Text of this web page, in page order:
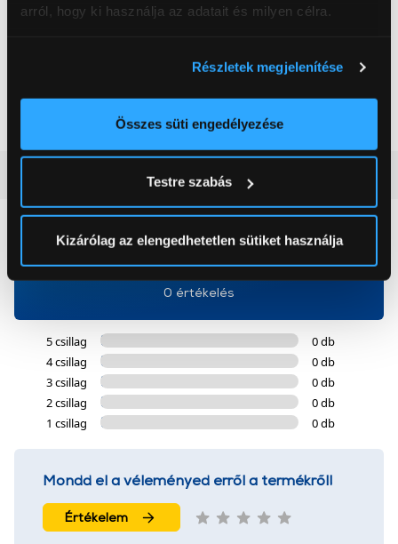
arról, hogy ki használja az adatait és milyen célra.
elhelyezkedéséről pár méteres pontossággal
Az Ön készülékén beazonosítása annak konkrét
módjairól és adja meg preferenciáit aRészletek
pontban. Bármikor módosíthatja vagy visszavonhatja a
Sütinyilatkozathoz való hozzájárulását.
okat használ, melyeket az Ön gépén tárol a rendszer. A
szolgáltatásaink biztosításához szükségesek. Az oldal
használatával Ön elfogadja a cookie-k használatát.
További információk:
Adatvédelem
Részletek megjelenítése
Összes süti engedélyezése
Testre szabás
Kizárólag az elengedhetetlen sütiket használja
199 999 Ft
Alulfagyasztós
kombinált hűtőszekrény
179 999 Ft
(0)
0
0 értékelés
5 csillag
0 db
4 csillag
0 db
3 csillag
0 db
2 csillag
0 db
1 csillag
0 db
Mondd el a véleményed erről a termékről!
Értékelem